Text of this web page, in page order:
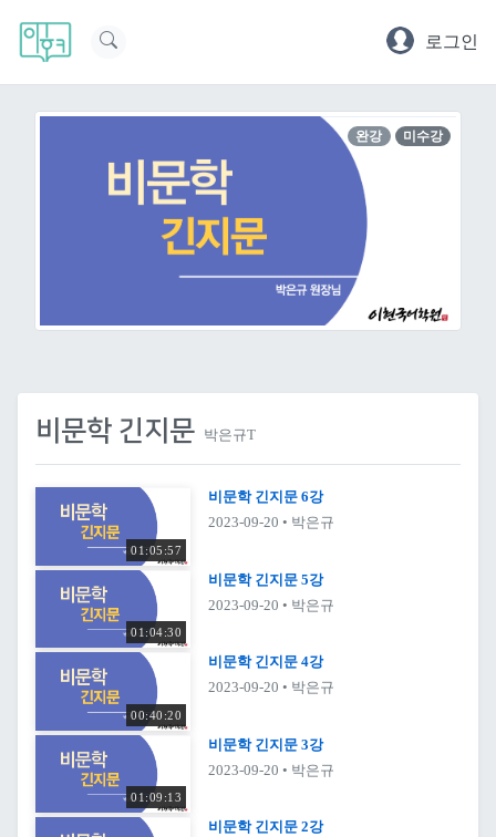
로그인
완강 미수강
비문학 긴지문 박은규T
01:05:57
비문학 긴지문 6강
2023-09-20 • 박은규
01:04:30
비문학 긴지문 5강
2023-09-20 • 박은규
00:40:20
비문학 긴지문 4강
2023-09-20 • 박은규
01:09:13
비문학 긴지문 3강
2023-09-20 • 박은규
비문학 긴지문 2강